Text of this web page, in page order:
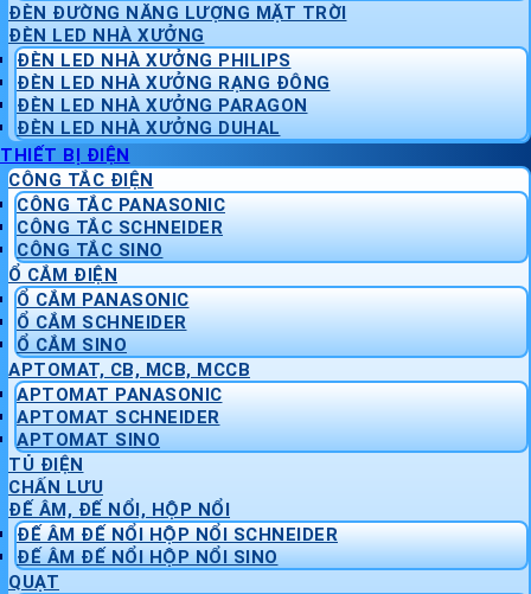
ĐÈN ĐƯỜNG NĂNG LƯỢNG MẶT TRỜI
ĐÈN LED NHÀ XƯỞNG
ĐÈN LED NHÀ XƯỞNG PHILIPS
ĐÈN LED NHÀ XƯỞNG RẠNG ĐÔNG
ĐÈN LED NHÀ XƯỞNG PARAGON
ĐÈN LED NHÀ XƯỞNG DUHAL
THIẾT BỊ ĐIỆN
CÔNG TẮC ĐIỆN
CÔNG TẮC PANASONIC
CÔNG TẮC SCHNEIDER
CÔNG TẮC SINO
Ổ CẮM ĐIỆN
Ổ CẮM PANASONIC
Ổ CẮM SCHNEIDER
Ổ CẮM SINO
APTOMAT, CB, MCB, MCCB
APTOMAT PANASONIC
APTOMAT SCHNEIDER
APTOMAT SINO
TỦ ĐIỆN
CHẤN LƯU
ĐẾ ÂM, ĐẾ NỔI, HỘP NỔI
ĐẾ ÂM ĐẾ NỔI HỘP NỔI SCHNEIDER
ĐẾ ÂM ĐẾ NỔI HỘP NỔI SINO
QUẠT